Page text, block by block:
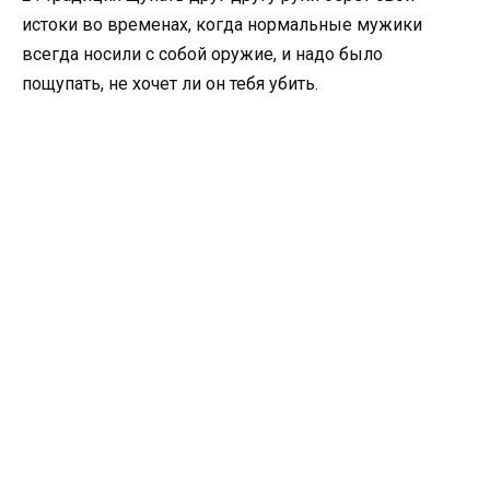
истоки во временах, когда нормальные мужики
всегда носили с собой оружие, и надо было
пощупать, не хочет ли он тебя убить.